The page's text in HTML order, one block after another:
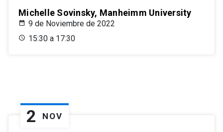
Michelle Sovinsky, Manheimm University
9 de Noviembre de 2022
15:30 a 17:30
2 NOV